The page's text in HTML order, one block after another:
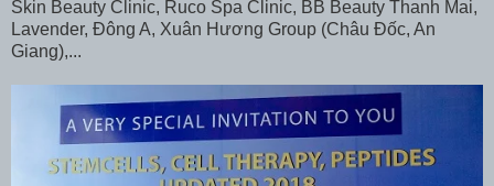
Skin Beauty Clinic, Ruco Spa Clinic, BB Beauty Thanh Mai,
Lavender, Đông A, Xuân Hương Group (Châu Đốc, An
Giang),...